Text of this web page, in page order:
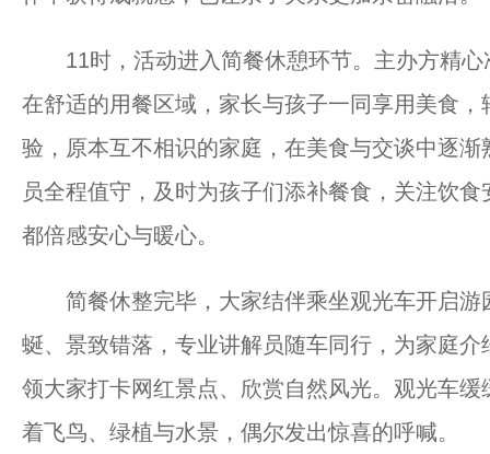
11时，活动进入简餐休憩环节。主办方精心
在舒适的用餐区域，家长与孩子一同享用美食
验，原本互不相识的家庭，在美食与交谈中逐
员全程值守，及时为孩子们添补餐食，关注饮
都倍感安心与暖心。
简餐休整完毕，大家结伴乘坐观光车开启游
蜒、景致错落，专业讲解员随车同行，为家庭
领大家打卡网红景点、欣赏自然风光。观光车
着飞鸟、绿植与水景，偶尔发出惊喜的呼喊。